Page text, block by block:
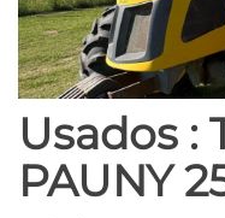
Usados :
PAUNY